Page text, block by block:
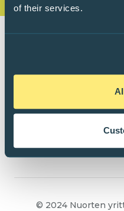
of their services.
© 2024 Nuorten